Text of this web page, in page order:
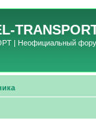
Неофициальный форум